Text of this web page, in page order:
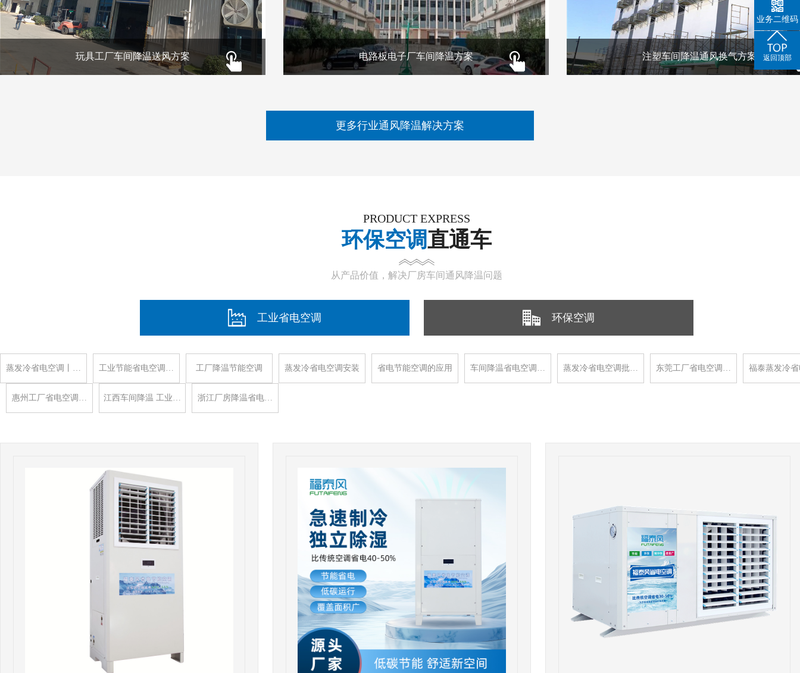
玩具工厂车间降温送风方案 电路板电子厂车间降温方案 注塑车间降温通风换气方案
更多行业通风降温解决方案
PRODUCT EXPRESS
环保空调直通车
从产品价值，解决厂房车间通风降温问题
工业省电空调 环保空调
蒸发冷省电空调丨… 工业节能省电空调… 工厂降温节能空调 蒸发冷省电空调安装 省电节能空调的应用 车间降温省电空调… 蒸发冷省电空调批… 东莞工厂省电空调… 福泰蒸发冷
惠州工厂省电空调… 江西车间降温 工业… 浙江厂房降温省电…
业务二维码
返回顶部